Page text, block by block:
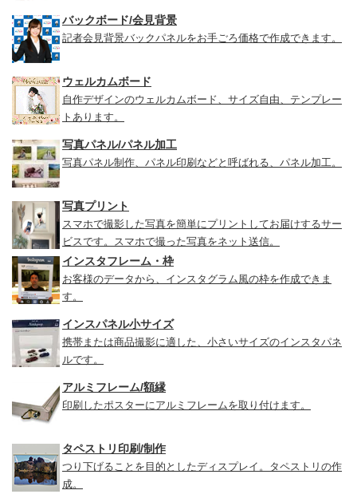
バックボード/会見背景
記者会見背景バックパネルをお手ごろ価格で作成できます。
ウェルカムボード
自作デザインのウェルカムボード、サイズ自由、テンプレー
トあります。
写真パネル/パネル加工
写真パネル制作、パネル印刷などと呼ばれる、パネル加工。
写真プリント
スマホで撮影した写真を簡単にプリントしてお届けするサー
ビスです。スマホで撮った写真をネット送信。
インスタフレーム・枠
お客様のデータから、インスタグラム風の枠を作成できま
す。
インスパネル小サイズ
携帯または商品撮影に適した、小さいサイズのインスタパネ
ルです。
アルミフレーム/額縁
印刷したポスターにアルミフレームを取り付けます。
タペストリ印刷/制作
つり下げることを目的としたディスプレイ。タペストリの作
成。